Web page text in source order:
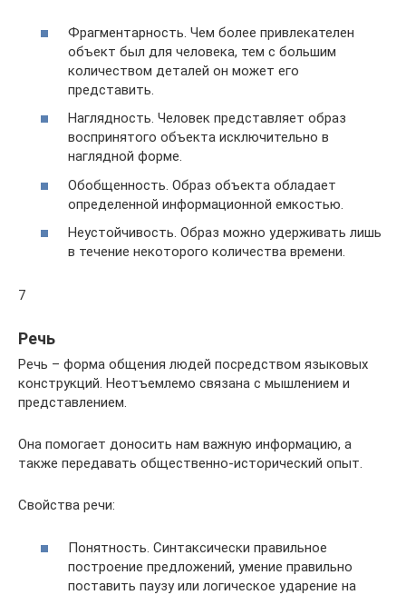
Фрагментарность. Чем более привлекателен
объект был для человека, тем с большим
количеством деталей он может его
представить.
Наглядность. Человек представляет образ
воспринятого объекта исключительно в
наглядной форме.
Обобщенность. Образ объекта обладает
определенной информационной емкостью.
Неустойчивость. Образ можно удерживать лишь
в течение некоторого количества времени.
7
Речь
Речь – форма общения людей посредством языковых
конструкций. Неотъемлемо связана с мышлением и
представлением.
Она помогает доносить нам важную информацию, а
также передавать общественно-исторический опыт.
Свойства речи:
Понятность. Синтаксически правильное
построение предложений, умение правильно
поставить паузу или логическое ударение на